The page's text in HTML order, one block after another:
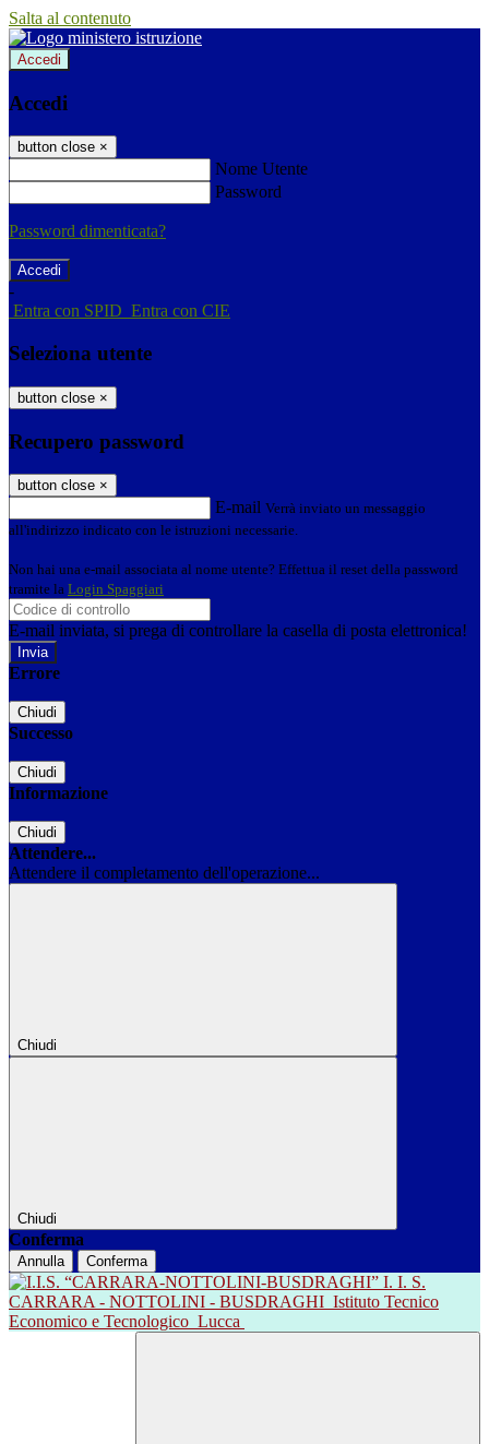
Salta al contenuto
Accedi
Accedi
button close ×
Nome Utente
Password
Password dimenticata?
-
Entra con SPID Entra con CIE
Seleziona utente
button close ×
Recupero password
button close ×
E-mail Verrà inviato un messaggio
all'indirizzo indicato con le istruzioni necessarie.
Non hai una e-mail associata al nome utente? Effettua il reset della password
tramite la Login Spaggiari
E-mail inviata, si prega di controllare la casella di posta elettronica!
Errore
Chiudi
Successo
Chiudi
Informazione
Chiudi
Attendere...
Attendere il completamento dell'operazione...
Chiudi
Chiudi
Conferma
Annulla Conferma
I. I. S.
CARRARA - NOTTOLINI - BUSDRAGHI Istituto Tecnico
Economico e Tecnologico Lucca